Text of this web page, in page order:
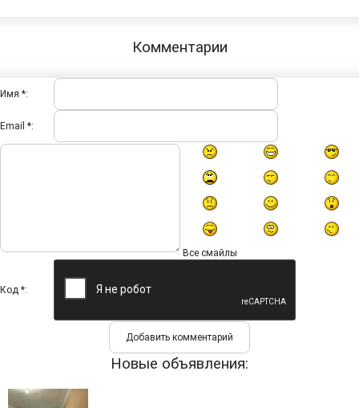
Комментарии
Имя *:
Email *:
Все смайлы
Код *:
Новые объявления: